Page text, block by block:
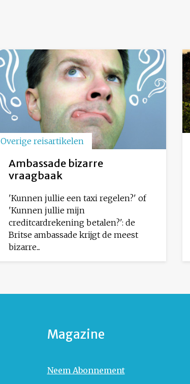
Overige reisartikelen
Ambassade bizarre
vraagbaak
'Kunnen jullie een taxi regelen?' of
'Kunnen jullie mijn
creditcardrekening betalen?': de
Britse ambassade krijgt de meest
bizarre...
Magazine
Neem Abonnement